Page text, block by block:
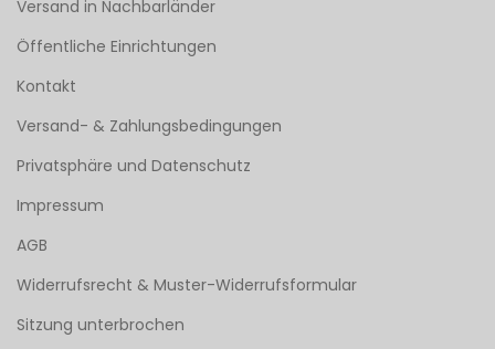
Versand in Nachbarländer
Öffentliche Einrichtungen
Kontakt
Versand- & Zahlungsbedingungen
Privatsphäre und Datenschutz
Impressum
AGB
Widerrufsrecht & Muster-Widerrufsformular
Sitzung unterbrochen